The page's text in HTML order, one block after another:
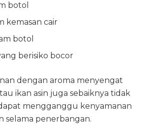
botol
kemasan cair
botol
berisiko bocor
dengan aroma menyengat
ikan asin juga sebaiknya tidak
mengganggu kenyamanan
selama penerbangan.